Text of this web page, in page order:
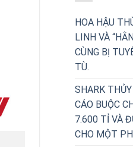
HOA HẬU
LINH VÀ
CÙNG BỊ
TÙ.
SHARK
CÁO BUỘC
7.600 TỈ VÀ
CHO MỘT